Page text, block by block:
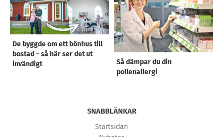
De byggde om ett bönhus till
bostad – så här ser det ut
invändigt
Så dämpar du din
pollenallergi
SNABBLÄNKAR
Startsidan